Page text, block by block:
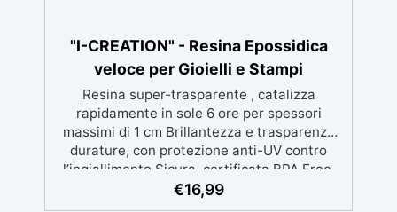
"I-CREATION" - Resina Epossidica
veloce per Gioielli e Stampi
Resina super-trasparente , catalizza
rapidamente in sole 6 ore per spessori
massimi di 1 cm Brillantezza e trasparenza
durature, con protezione anti-UV contro
l’ingiallimento Sicura, certificata BPA Free,
senza solventi e inodore, prodotta al 100% in
€16,99